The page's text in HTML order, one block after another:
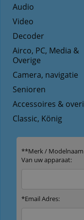
Audio
Video
Decoder
Airco, PC, Media &
Overige
Camera, navigatie
Senioren
Accessoires &
Classic, König